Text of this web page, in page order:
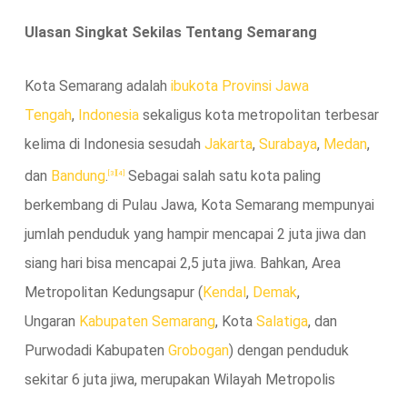
Ulasan Singkat Sekilas Tentang Semarang
Kota Semarang adalah ibukota Provinsi Jawa
Tengah, Indonesiasekaligus kota metropolitan terbesar
kelima di Indonesia sesudah Jakarta, Surabaya, Medan,
dan Bandung. [3] [4] Sebagai salah satu kota paling
berkembang di Pulau Jawa, Kota Semarang mempunyai
jumlah penduduk yang hampir mencapai 2 juta jiwa dan
siang hari bisa mencapai 2,5 juta jiwa. Bahkan, Area
Metropolitan Kedungsapur ( Kendal , Demak,
Ungaran Kabupaten Semarang, Kota Salatiga, dan
Purwodadi Kabupaten Grobogan) dengan penduduk
sekitar 6 juta jiwa, merupakan Wilayah Metropolis